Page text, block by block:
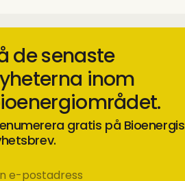
de senaste
inom
gratis på Bioenergis